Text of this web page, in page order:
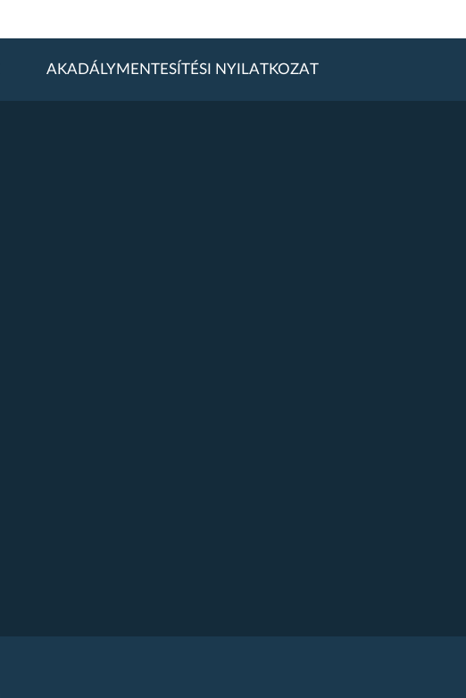
AKADÁLYMENTESÍTÉSI NYILATKOZAT